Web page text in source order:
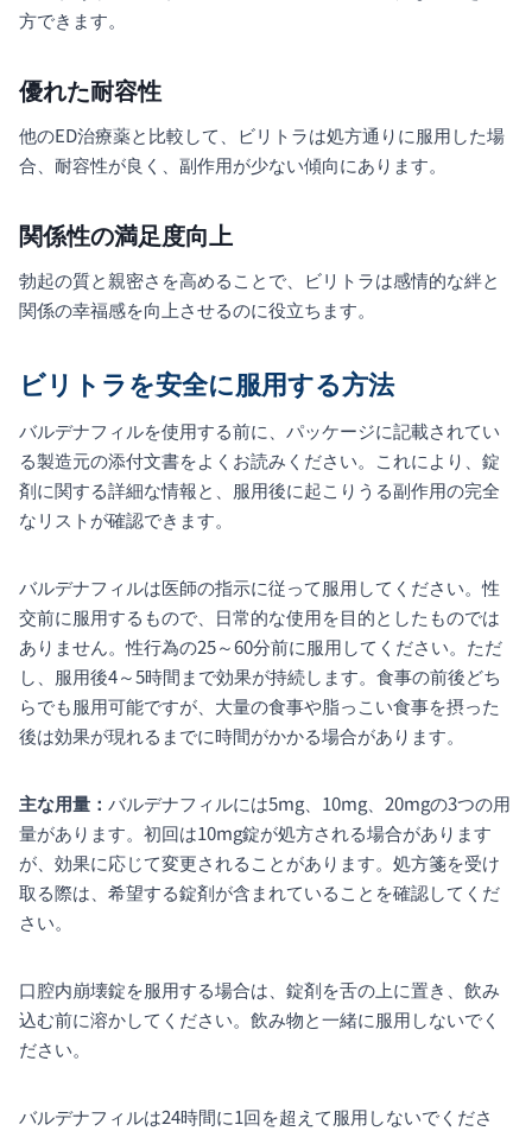
方できます。
優れた耐容性
他のED治療薬と比較して、ビリトラは処方通りに服用した場
合、耐容性が良く、副作用が少ない傾向にあります。
関係性の満足度向上
勃起の質と親密さを高めることで、ビリトラは感情的な絆と
関係の幸福感を向上させるのに役立ちます。
ビリトラを安全に服用する方法
バルデナフィルを使用する前に、パッケージに記載されてい
る製造元の添付文書をよくお読みください。これにより、錠
剤に関する詳細な情報と、服用後に起こりうる副作用の完全
なリストが確認できます。
バルデナフィルは医師の指示に従って服用してください。性
交前に服用するもので、日常的な使用を目的としたものでは
ありません。性行為の25～60分前に服用してください。ただ
し、服用後4～5時間まで効果が持続します。食事の前後どち
らでも服用可能ですが、大量の食事や脂っこい食事を摂った
後は効果が現れるまでに時間がかかる場合があります。
主な用量： バルデナフィルには5mg、10mg、20mgの3つの用
量があります。初回は10mg錠が処方される場合があります
が、効果に応じて変更されることがあります。処方箋を受け
取る際は、希望する錠剤が含まれていることを確認してくだ
さい。
口腔内崩壊錠を服用する場合は、錠剤を舌の上に置き、飲み
込む前に溶かしてください。飲み物と一緒に服用しないでく
ださい。
バルデナフィルは24時間に1回を超えて服用しないでくださ